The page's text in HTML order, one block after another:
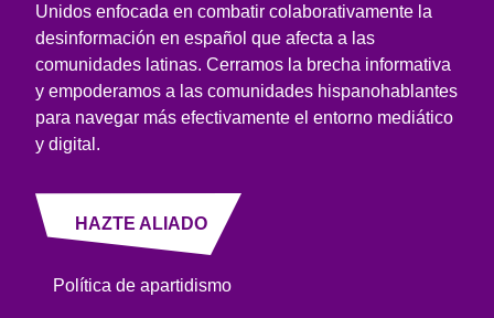
Unidos enfocada en combatir colaborativamente la
desinformación en español que afecta a las
comunidades latinas. Cerramos la brecha informativa
y empoderamos a las comunidades hispanohablantes
para navegar más efectivamente el entorno mediático
y digital.
HAZTE ALIADO
Política de apartidismo